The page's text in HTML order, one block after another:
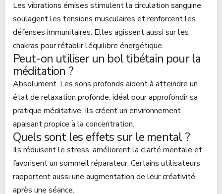
Les vibrations émises stimulent la circulation sanguine,
soulagent les tensions musculaires et renforcent les
défenses immunitaires. Elles agissent aussi sur les
chakras pour rétablir l’équilibre énergétique.
Peut-on utiliser un bol tibétain pour la
méditation ?
Absolument. Les sons profonds aident à atteindre un
état de relaxation profonde, idéal pour approfondir sa
pratique méditative. Ils créent un environnement
apaisant propice à la concentration.
Quels sont les effets sur le mental ?
Ils réduisent le stress, améliorent la clarté mentale et
favorisent un sommeil réparateur. Certains utilisateurs
rapportent aussi une augmentation de leur créativité
après une séance.